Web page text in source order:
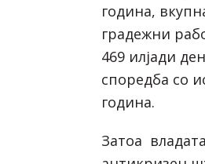
година,
градежни
469 илјади
споредба со
година.
Затоа